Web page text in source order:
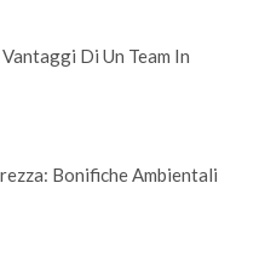
Di Un Team In
Bonifiche Ambientali